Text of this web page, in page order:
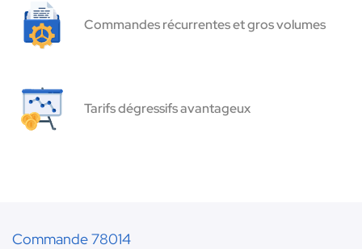
Commandes récurrentes et gros volumes
Tarifs dégressifs avantageux
Commande 78014